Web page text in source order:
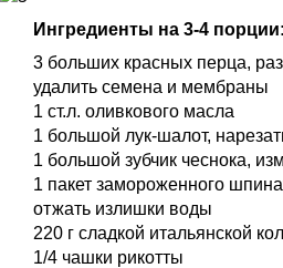
Ингредиенты на 3-4 порции:
3 больших красных перца,
удалить семена и мембраны
1 ст.л. оливкового масла
1 большой лук-шалот,
1 большой зубчик чеснока,
1 пакет замороженного
отжать излишки воды
220 г сладкой итальянской
1/4 чашки рикотты